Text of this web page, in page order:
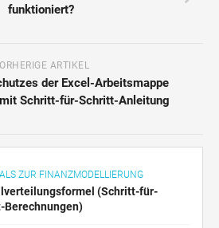
funktioniert?
ARTIKEL
der Excel-Arbeitsmappe
Schritt-für-Schritt-Anleitung
ZUR FINANZMODELLIERUNG
(Schritt-für-
Berechnungen)